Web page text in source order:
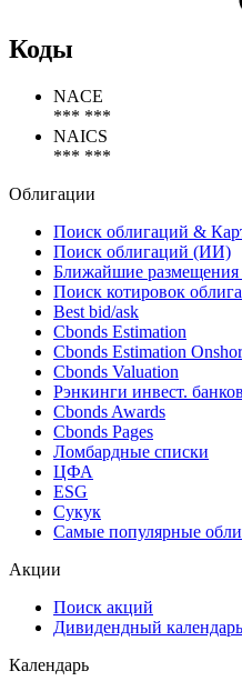
Коды
NACE
*** ***
NAICS
*** ***
Облигации
Поиск облигаций &
Поиск облигаций (ИИ)
Ближайшие размещения
Поиск котировок
Best bid/ask
Cbonds Estimation
Cbonds Estimation
Cbonds Valuation
Рэнкинги инвест.
Cbonds Awards
Cbonds Pages
Ломбардные списки
ЦФА
ESG
Сукук
Самые популярные
Акции
Поиск акций
Дивидендный календарь
Календарь